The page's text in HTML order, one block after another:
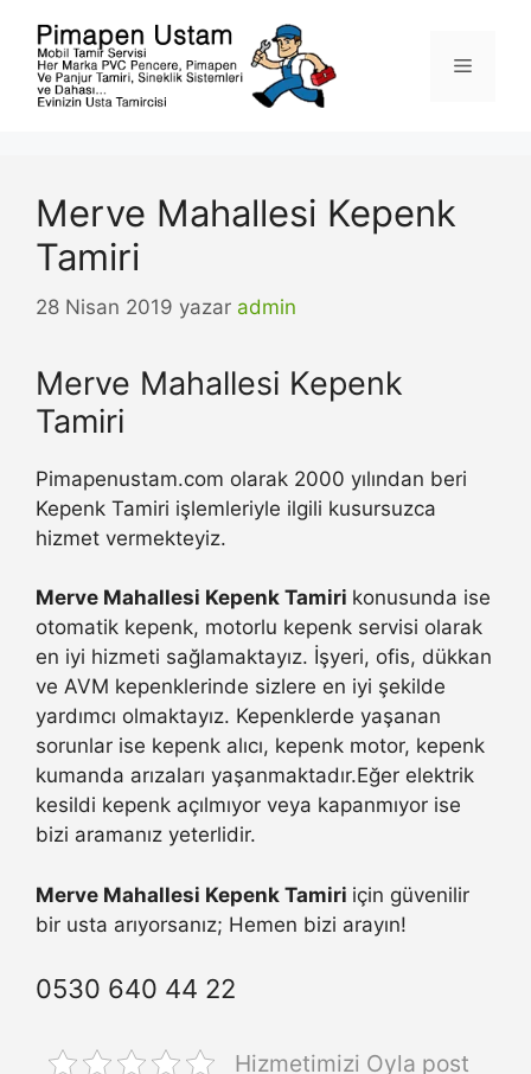
Menü
Merve Mahallesi Kepenk
Tamiri
28 Nisan 2019 yazar admin
Merve Mahallesi Kepenk
Tamiri
Pimapenustam.com olarak 2000 yılından beri
Kepenk Tamiri işlemleriyle ilgili kusursuzca
hizmet vermekteyiz.
Merve Mahallesi Kepenk Tamiri konusunda ise
otomatik kepenk, motorlu kepenk servisi olarak
en iyi hizmeti sağlamaktayız. İşyeri, ofis, dükkan
ve AVM kepenklerinde sizlere en iyi şekilde
yardımcı olmaktayız. Kepenklerde yaşanan
sorunlar ise kepenk alıcı, kepenk motor, kepenk
kumanda arızaları yaşanmaktadır.Eğer elektrik
kesildi kepenk açılmıyor veya kapanmıyor ise
bizi aramanız yeterlidir.
Merve Mahallesi Kepenk Tamiri için güvenilir
bir usta arıyorsanız; Hemen bizi arayın!
0530 640 44 22
Hizmetimizi Oyla post